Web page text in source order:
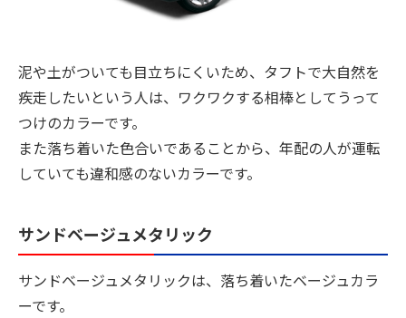
泥や土がついても目立ちにくいため、タフトで大自然を
疾走したいという人は、ワクワクする相棒としてうって
つけのカラーです。
また落ち着いた色合いであることから、年配の人が運転
していても違和感のないカラーです。
サンドベージュメタリック
サンドベージュメタリックは、落ち着いたベージュカラ
ーです。